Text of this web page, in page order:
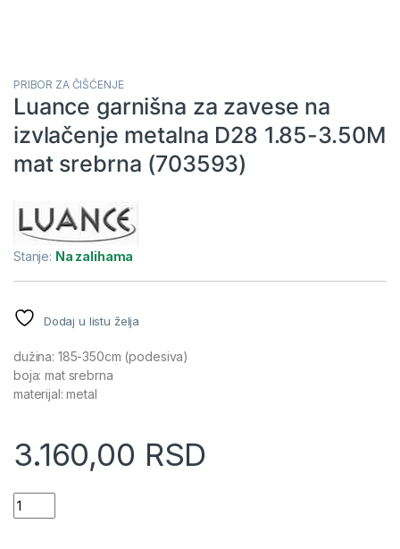
PRIBOR ZA ČIŠĆENJE
Luance garnišna za zavese na
izvlačenje metalna D28 1.85-3.50M
mat srebrna (703593)
Stanje: Na zalihama
Dodaj u listu želja
dužina: 185-350cm (podesiva)
boja: mat srebrna
materijal: metal
3.160,00 RSD
Luance garnišna za zavese na izvlačenje metalna D28 1.85-